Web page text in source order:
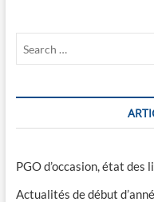
PGO d’occasion, état des
Actualités de début